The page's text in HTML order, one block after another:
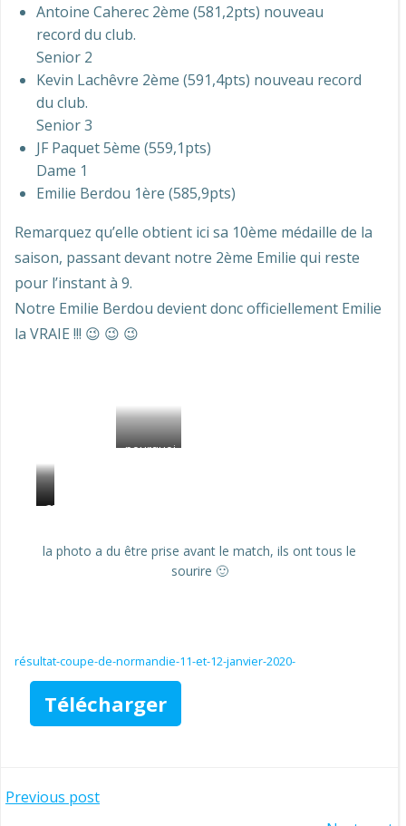
Antoine Caherec 2ème (581,2pts) nouveau
record du club.
Senior 2
Kevin Lachêvre 2ème (591,4pts) nouveau record
du club.
Senior 3
JF Paquet 5ème (559,1pts)
Dame 1
Emilie Berdou 1ère (585,9pts)
Remarquez qu’elle obtient ici sa 10ème médaille de la
saison, passant devant notre 2ème Emilie qui reste
pour l’instant à 9.
Notre Emilie Berdou devient donc officiellement Emilie
la VRAIE !!! 😉 😉 😉
pourquoi
valentin?
une
brochette
de
coucou
la photo a du être prise avant le match, ils ont tous le
sourire 🙂
résultat-coupe-de-normandie-11-et-12-janvier-2020-
Télécharger
Navigation
Previous post